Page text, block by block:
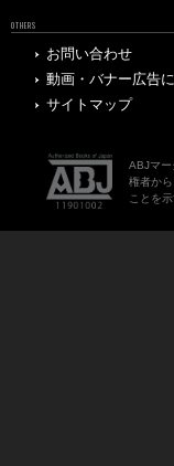
OTHERS
お問い合わせ
動画・バナー広告
サイトマップ
ABJマー
権者か
ことを